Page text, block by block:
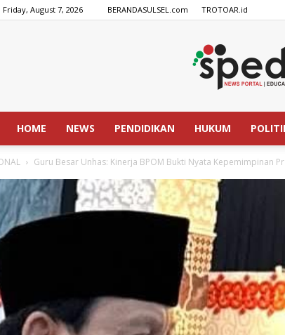
Friday, August 7, 2026 BERANDASULSEL.com TROTOAR.id
HOME NEWS PENDIDIKAN HUKUM
Guru Besar Unhas: Kinerja BPOM Bukti Nyata Kepemimpinan